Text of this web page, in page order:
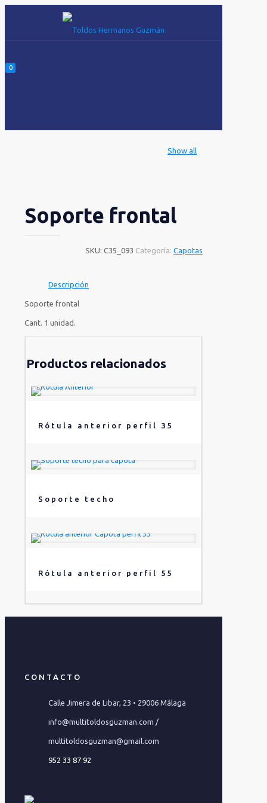
0
Show all
Soporte frontal
SKU: C35_093 Categoría: Capotas
Descripción
Soporte frontal
Cant. 1 unidad.
Productos relacionados
Rótula anterior perfil 35
Soporte techo
Rótula anterior perfil 55
CONTACTO
Calle Jimera de Libar, 23 • 29006 Málaga
info@multitoldosguzman.com /
multitoldosguzman@gmail.com
952 33 87 92